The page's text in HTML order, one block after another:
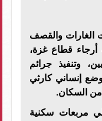
الغارات والقصف
أرجاء قطاع غزة،
وتنفيذ جرائم
إنساني كارثي
مربعات سكنية